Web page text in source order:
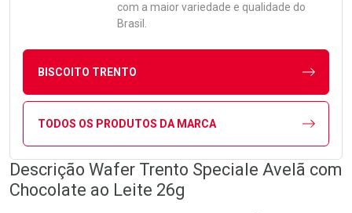
com a maior variedade e qualidade do
Brasil.
BISCOITO TRENTO
TODOS OS PRODUTOS DA MARCA
Descrição Wafer Trento Speciale Avelã com
Chocolate ao Leite 26g